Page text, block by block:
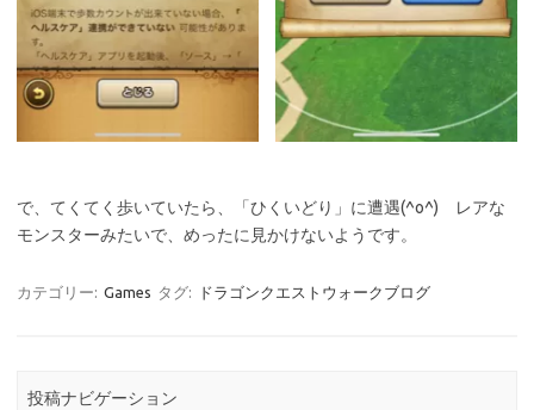
で、てくてく歩いていたら、「ひくいどり」に遭遇(^o^) レアな
モンスターみたいで、めったに見かけないようです。
カテゴリー: Games タグ: ドラゴンクエストウォークブログ
投稿ナビゲーション